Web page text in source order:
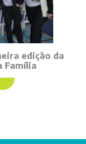
edição da
Família